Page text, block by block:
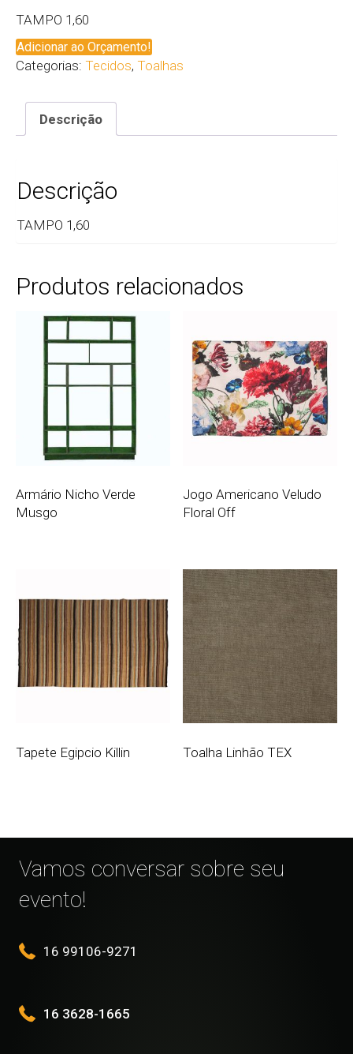
TAMPO 1,60
Adicionar ao Orçamento!
Categorias: Tecidos, Toalhas
Descrição
Descrição
TAMPO 1,60
Produtos relacionados
Armário Nicho Verde
Musgo
Jogo Americano Veludo
Floral Off
Tapete Egipcio Killin Toalha Linhão TEX
Vamos conversar sobre seu
evento!
16 99106-9271
16 3628-1665